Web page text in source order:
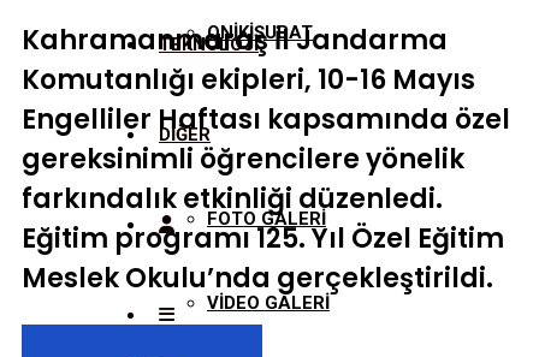
ONİKİŞUBAT
TEKNOLOJİ
DİĞER
FOTO GALERİ
VİDEO GALERİ
Kahramanmaraş İl Jandarma
Komutanlığı ekipleri, 10-16 Mayıs
Engelliler Haftası kapsamında özel
gereksinimli öğrencilere yönelik
farkındalık etkinliği düzenledi.
Eğitim programı 125. Yıl Özel Eğitim
Meslek Okulu’nda gerçekleştirildi.